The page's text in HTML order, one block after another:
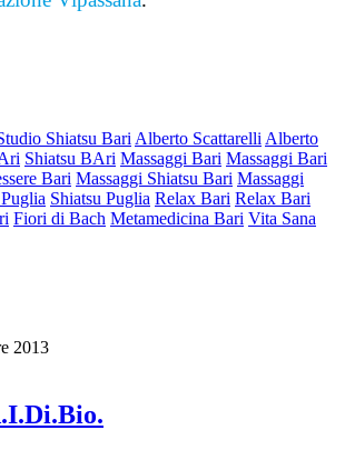
Shiatsu Bari Alberto Scattarelli Alberto
Shiatsu BAri Massaggi Bari Massaggi Bari
Bari Massaggi Shiatsu Bari Massaggi
Shiatsu Puglia Relax Bari Relax Bari
Fiori di Bach Metamedicina Bari Vita Sana
2013